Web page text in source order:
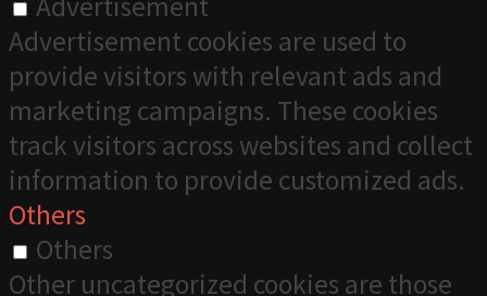
Advertisement cookies are used to
provide visitors with relevant ads and
marketing campaigns. These cookies
track visitors across websites and collect
information to provide customized ads.
Others
Others
Other uncategorized cookies are those